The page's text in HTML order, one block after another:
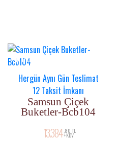
YENI ÜRÜN
Hergün Aynı Gün Teslimat
12 Taksit İmkanı
Samsun Çiçek
Buketler-Bcb104
13.384 ,80 TL
+KDV